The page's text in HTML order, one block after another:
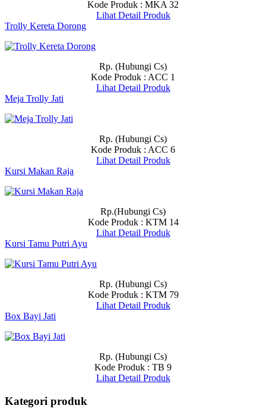
Kode Produk : MKA 32
Lihat Detail Produk
Trolly Kereta Dorong
Rp. (Hubungi Cs)
Kode Produk : ACC 1
Lihat Detail Produk
Meja Trolly Jati
Rp. (Hubungi Cs)
Kode Produk : ACC 6
Lihat Detail Produk
Kursi Makan Raja
Rp.(Hubungi Cs)
Kode Produk : KTM 14
Lihat Detail Produk
Kursi Tamu Putri Ayu
Rp. (Hubungi Cs)
Kode Produk : KTM 79
Lihat Detail Produk
Box Bayi Jati
Rp. (Hubungi Cs)
Kode Produk : TB 9
Lihat Detail Produk
Kategori produk